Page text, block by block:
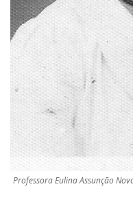
Professora Eulina Assunção